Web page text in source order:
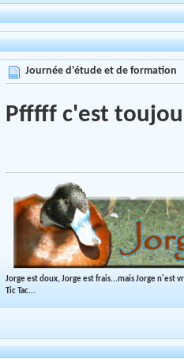
Journée d'étude et de formation
Pfffff c'est
Jorge est doux, Jorge est frais...mais Jorge n'est
Tic Tac...